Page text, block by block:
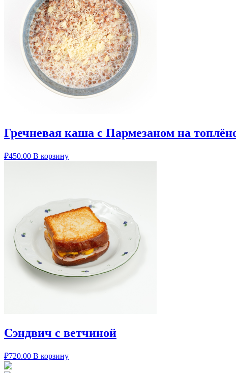
Гречневая каша с Пармезаном на
₽450.00 В корзину
Сэндвич с ветчиной
₽720.00 В корзину